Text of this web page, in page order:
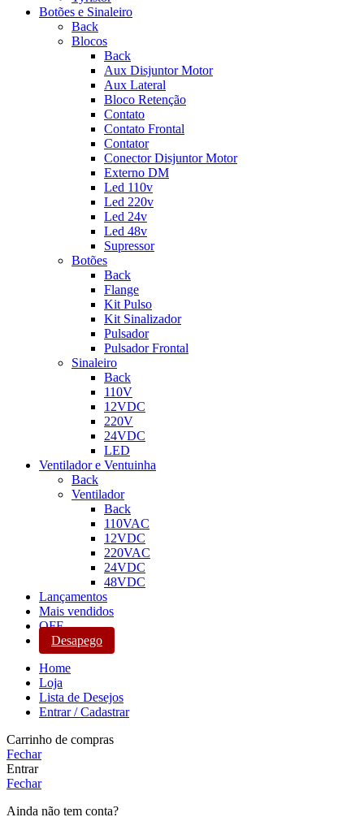
Botões e Sinaleiro
Back
Blocos
Back
Aux Disjuntor Motor
Aux Lateral
Bloco Retenção
Contato
Contato Frontal
Contator
Conector Disjuntor Motor
Externo DM
Led 110v
Led 220v
Led 24v
Led 48v
Supressor
Botões
Back
Flange
Kit Pulso
Kit Sinalizador
Pulsador
Pulsador Frontal
Sinaleiro
Back
110V
12VDC
220V
24VDC
LED
Ventilador e Ventuinha
Back
Ventilador
Back
110VAC
12VDC
220VAC
24VDC
48VDC
Lançamentos
Mais vendidos
OFF
Desapego
Home
Loja
Lista de Desejos
Entrar / Cadastrar
Carrinho de compras
Fechar
Entrar
Fechar
Ainda não tem conta?